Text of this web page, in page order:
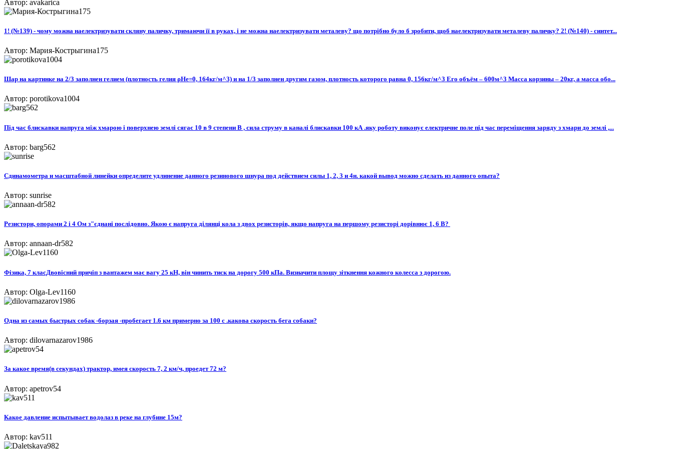
Автор: avakarica
1! (№139) - чому можна наелектризувати скляну паличку, тримаючи її в руках, і не можна наелектризувати металеву? що потрібно було б зробити, щоб наелектризувати металеву паличку? 2! (№140) - синтет...
Автор: Мария-Кострыгина175
Шар на картинке на 2/3 заполнен гелием (плотность гелия ρHe=0, 164кг/м^3) и на 1/3 заполнен другим газом, плотность которого равна 0, 156кг/м^3 Его объём – 600м^3 Масса корзины – 20кг, а масса обо...
Автор: porotikova1004
Під час блискавки напруга між хмарою і поверхнею землі сягає 10 в 9 степени В , сила струму в каналі блискавки 100 кА .яку роботу виконує електричне поле під час переміщення заряду з хмари до землі ,...
Автор: barg562
Сдинамометра и масштабной линейки определите удлинение данного резинового шнура под действием силы 1, 2, 3 и 4н. какой вывод можно сделать из данного опыта?
Автор: sunrise
Резистори, опорами 2 і 4 Ом з"єднані послідовно. Якою є напруга ділянці кола з двох резисторів, якщо напруга на першому резисторі дорівнює 1, 6 В? ​
Автор: annaan-dr582
Фізика, 7 класДвовісний причіп з вантажем має вагу 25 кН, він чинить тиск на дорогу 500 кПа. Визначити площу зіткнення кожного колесса з дорогою.​
Автор: Olga-Lev1160
Одна из самых быстрых собак -борзая -пробегает 1.6 км примерно за 100 с .какова скорость бега собаки?
Автор: dilovarnazarov1986
За какое время(в секундах) трактор, имея скорость 7, 2 км/ч, проедет 72 м?
Автор: apetrov54
Какое давление испытывает водолаз в реке на глубине 15м?
Автор: kav511